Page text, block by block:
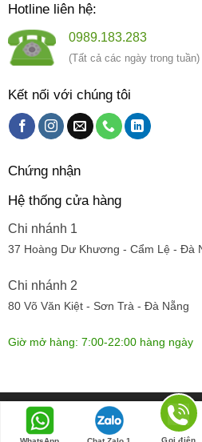
Hotline liên hệ:
0989.183.283
(Tất cả các ngày trong tuần)
Kết nối với chúng tôi
Chứng nhận
Hệ thống cửa hàng
Chi nhánh 1
37 Hoàng Dư Khương - Cẩm Lệ - Đà
Chi nhánh 2
80 Võ Văn Kiệt - Sơn Trà - Đà Nẵng
Giờ mở hàng: 7:00-22:00 hàng ngày
© Dựng trang bởiCánh đồng hoa|
T.P. Đà
Gọi điện